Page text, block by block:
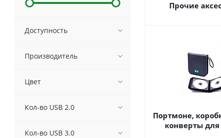
Прочие
Портмоне,
конверты для
Доступность
Производитель
Цвет
Кол-во USB 2.0
Кол-во USB 3.0